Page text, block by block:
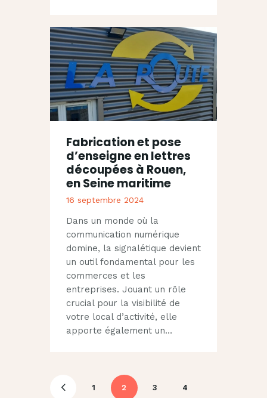
Fabrication et pose
d’enseigne en lettres
découpées à Rouen,
en Seine maritime
16 septembre 2024
Dans un monde où la
communication numérique
domine, la signalétique devient
un outil fondamental pour les
commerces et les
entreprises. Jouant un rôle
crucial pour la visibilité de
votre local d’activité, elle
apporte également un…
1 2 3 4